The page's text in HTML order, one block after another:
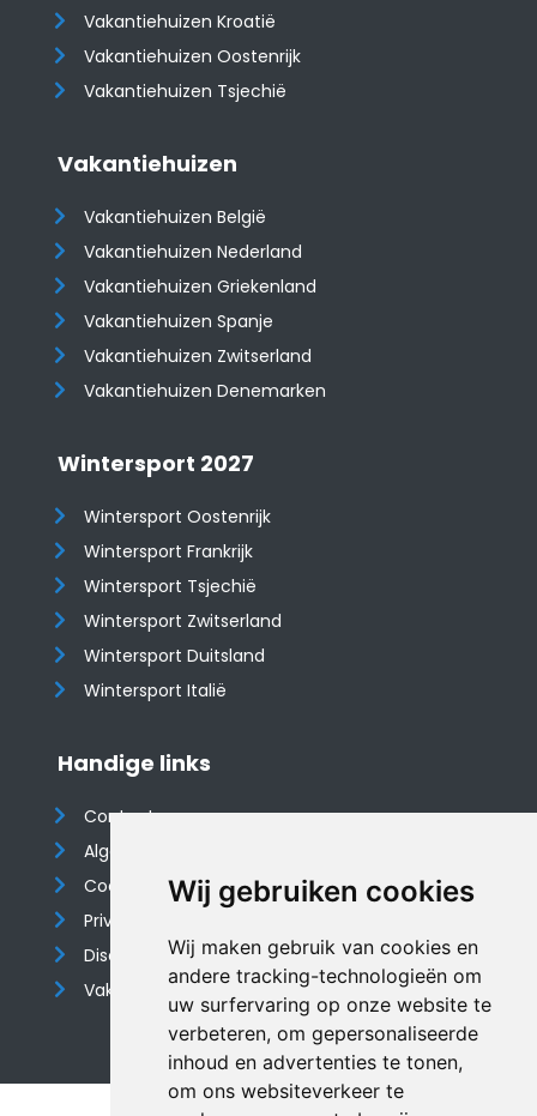
Wij gebruiken cookies
Wij maken gebruik van cookies en
andere tracking-technologieën om
uw surfervaring op onze website te
verbeteren, om gepersonaliseerde
inhoud en advertenties te tonen,
om ons websiteverkeer te
Vakantiehuizen Kroatië
​​​​​​​Vakantiehuizen Oostenrijk
Vakantiehuizen Tsjechië
Vakantiehuizen
Vakantiehuizen België
Vakantiehuizen Nederland
Vakantiehuizen Griekenland
Vakantiehuizen Spanje
​​​​​​​Vakantiehuizen Zwitserland
Vakantiehuizen Denemarken
Wintersport 2027
Wintersport Oostenrijk
Wintersport Frankrijk
Wintersport Tsjechië
Wintersport Zwitserland
Wintersport Duitsland
Wintersport Italië
Handige links
Contact
Algemene voorwaarden
Cookieverklaring
Privacyverklaring
Disclaimer
Vakantiehuis website